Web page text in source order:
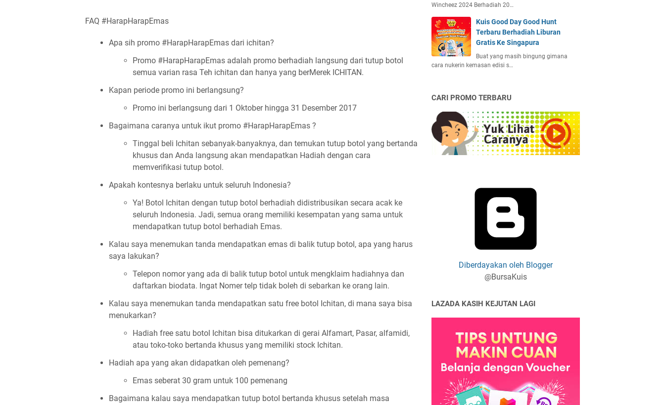
FAQ #HarapHarapEmas
Apa sih promo #HarapHarapEmas dari ichitan?
Promo #HarapHarapEmas adalah promo berhadiah langsung dari tutup botol
semua varian rasa Teh ichitan dan hanya yang berMerek ICHITAN.
Kapan periode promo ini berlangsung?
Promo ini berlangsung dari 1 Oktober hingga 31 Desember 2017
Bagaimana caranya untuk ikut promo #HarapHarapEmas ?
Tinggal beli Ichitan sebanyak-banyaknya, dan temukan tutup botol yang bertanda
khusus dan Anda langsung akan mendapatkan Hadiah dengan cara
memverifikasi tutup botol.
Apakah kontesnya berlaku untuk seluruh Indonesia?
Ya! Botol Ichitan dengan tutup botol berhadiah didistribusikan secara acak ke
seluruh Indonesia. Jadi, semua orang memiliki kesempatan yang sama untuk
mendapatkan tutup botol berhadiah Emas.
Kalau saya menemukan tanda mendapatkan emas di balik tutup botol, apa yang harus
saya lakukan?
Telepon nomor yang ada di balik tutup botol untuk mengklaim hadiahnya dan
daftarkan biodata. Ingat Nomer telp tidak boleh di sebarkan ke orang lain.
Kalau saya menemukan tanda mendapatkan satu free botol Ichitan, di mana saya bisa
menukarkan?
Hadiah free satu botol Ichitan bisa ditukarkan di gerai Alfamart, Pasar, alfamidi,
atau toko-toko bertanda khusus yang memiliki stock Ichitan.
Hadiah apa yang akan didapatkan oleh pemenang?
Emas seberat 30 gram untuk 100 pemenang
Bagaimana kalau saya mendapatkan tutup botol bertanda khusus setelah masa
Wincheez 2024 Berhadiah 20…
Kuis Good Day Good Hunt
Terbaru Berhadiah Liburan
Gratis Ke Singapura
Buat yang masih bingung gimana
cara nukerin kemasan edisi s…
CARI PROMO TERBARU
Diberdayakan oleh Blogger
@BursaKuis
LAZADA KASIH KEJUTAN LAGI